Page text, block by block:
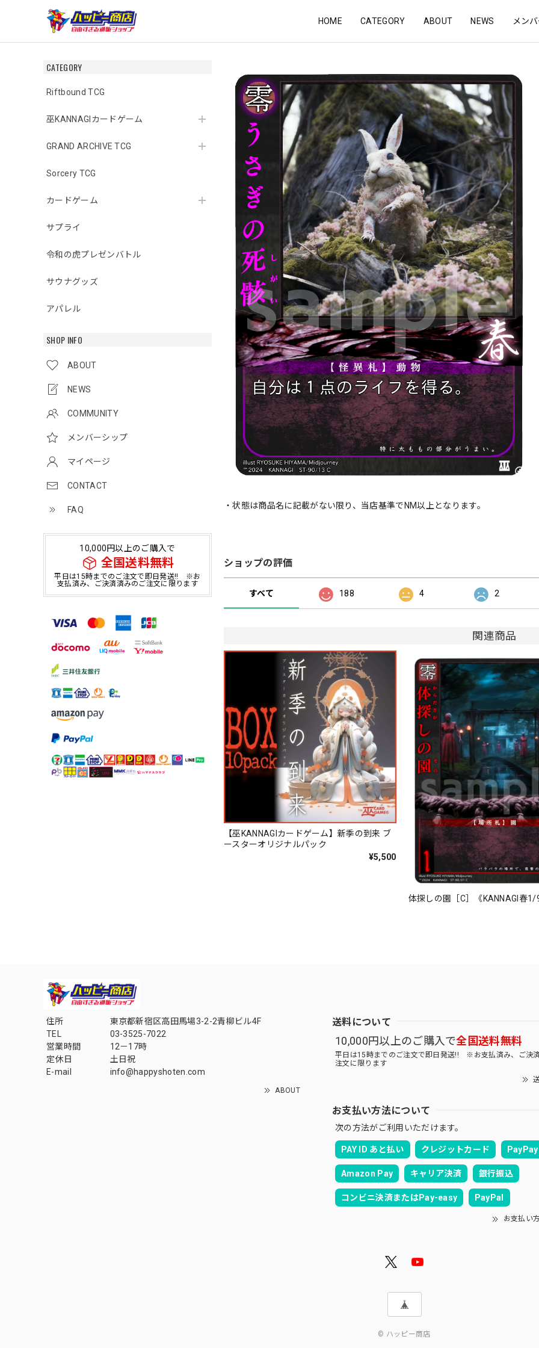
HOME CATEGORY ABOUT NEWS メン
CATEGORY
Riftbound TCG
巫KANNAGIカードゲーム
GRAND ARCHIVE TCG
Sorcery TCG
カードゲーム
サプライ
令和の虎プレゼンバトル
サウナグッズ
アパレル
SHOP INFO
ABOUT
NEWS
COMMUNITY
メンバーシップ
マイページ
CONTACT
FAQ
10,000円以上のご購入で
全国送料無料
平日は15時までのご注文で即日発送!! ※お
支払済み、ご決済済みのご注文に限ります
・状態は商品名に記載がない限り、当店基準でNM以上となります。
ショップの評価
すべて 188 4 2
関連商品
【巫KANNAGIカードゲーム】新季の到来 ブ
ースターオリジナルパック
¥5,500
体探しの園［C］《KANNAGI春1/
住所
東京都新宿区高田馬場3-2-2青柳ビル4F
TEL
03-3525-7022
営業時間
12－17時
定休日
土日祝
E-mail
info@happyshoten.com
ABOUT
送料について
10,000円以上のご購入で全国送料無料
平日は15時までのご注文で即日発送!! ※お支払済み、ご決
注文に限ります
お支払い方法について
次の方法がご利用いただけます。
PAY ID あと払い クレジットカード PayPay
Amazon Pay キャリア決済 銀行振込
コンビニ決済またはPay-easy PayPal
お支払い
© ハッピー商店